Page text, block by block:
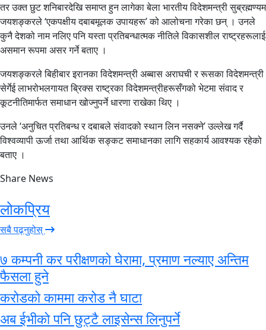
तर उक्त छुट शनिबारदेखि समाप्त हुन लागेका बेला भारतीय विदेशमन्त्री सुब्रह्मण्यम
जयशङ्करले ‘एकपक्षीय दबाबमूलक उपायहरू’ को आलोचना गरेका छन् । उनले
कुनै देशको नाम नलिए पनि यस्ता प्रतिबन्धात्मक नीतिले विकासशील राष्ट्रहरूलाई
असमान रूपमा असर गर्ने बताए ।
जयशङ्करले बिहीबार इरानका विदेशमन्त्री अब्बास अराघची र रूसका विदेशमन्त्री
सेर्गेई लाभरोभलगायत ब्रिक्स राष्ट्रका विदेशमन्त्रीहरूसँगको भेटमा संवाद र
कूटनीतिमार्फत समाधान खोज्नुपर्ने धारणा राखेका थिए ।
उनले ‘अनुचित प्रतिबन्ध र दबाबले संवादको स्थान लिन नसक्ने’ उल्लेख गर्दै
विश्वव्यापी ऊर्जा तथा आर्थिक सङ्कट समाधानका लागि सहकार्य आवश्यक रहेको
बताए ।
Share News
लोकप्रिय
सबै पढ्नुहोस्
७ कम्पनी कर परीक्षणको घेरामा, प्रमाण नल्याए अन्तिम
फैसला हुने
करोडको काममा करोड नै घाटा
अब ईभीको पनि छुट्टै लाइसेन्स लिनुपर्ने